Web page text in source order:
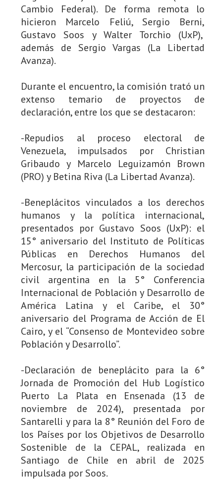
Cambio Federal). De forma remota lo
hicieron Marcelo Feliú, Sergio Berni,
Gustavo Soos y Walter Torchio (UxP),
además de Sergio Vargas (La Libertad
Avanza).
Durante el encuentro, la comisión trató un
extenso temario de proyectos de
declaración, entre los que se destacaron:
-Repudios al proceso electoral de
Venezuela, impulsados por Christian
Gribaudo y Marcelo Leguizamón Brown
(PRO) y Betina Riva (La Libertad Avanza).
-Beneplácitos vinculados a los derechos
humanos y la política internacional,
presentados por Gustavo Soos (UxP): el
15° aniversario del Instituto de Políticas
Públicas en Derechos Humanos del
Mercosur, la participación de la sociedad
civil argentina en la 5° Conferencia
Internacional de Población y Desarrollo de
América Latina y el Caribe, el 30°
aniversario del Programa de Acción de El
Cairo, y el “Consenso de Montevideo sobre
Población y Desarrollo”.
-Declaración de beneplácito para la 6°
Jornada de Promoción del Hub Logístico
Puerto La Plata en Ensenada (13 de
noviembre de 2024), presentada por
Santarelli y para la 8° Reunión del Foro de
los Países por los Objetivos de Desarrollo
Sostenible de la CEPAL, realizada en
Santiago de Chile en abril de 2025
impulsada por Soos.